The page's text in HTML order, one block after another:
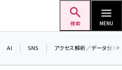
検索 MENU
AI SNS アクセス解析／データ分析